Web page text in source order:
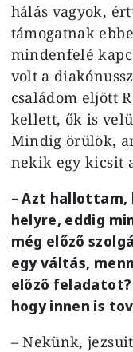
hálás vagyok,
támogatnak
mindenfelé
volt a
családom eljött
kellett, ők is
Mindig örülök,
nekik egy kicsit
– Azt hallottam,
helyre, eddig
még előző
egy váltás,
előző
hogy innen is
– Nekünk,